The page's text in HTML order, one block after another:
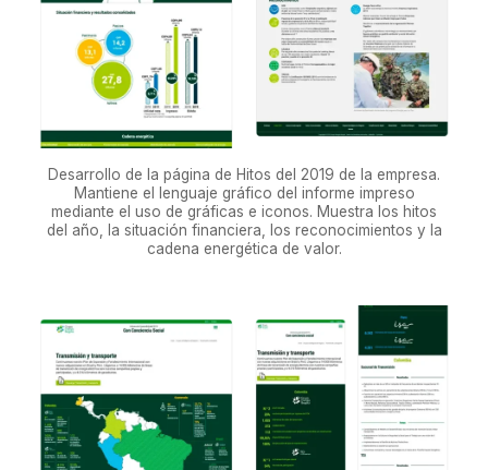
Desarrollo de la página de Hitos del 2019 de la empresa.
Mantiene el lenguaje gráfico del informe impreso
mediante el uso de gráficas e iconos. Muestra los hitos
del año, la situación financiera, los reconocimientos y la
cadena energética de valor.